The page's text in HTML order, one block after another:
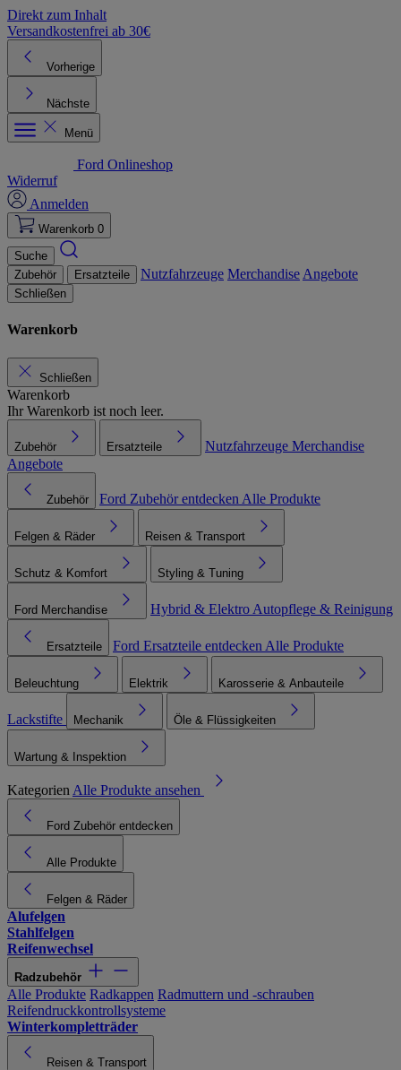
Direkt zum Inhalt
Versandkostenfrei ab 30€
Vorherige
Nächste
Menü
Ford Onlineshop
Widerruf
Anmelden
Warenkorb 0
Suche
Zubehör
Ersatzteile Nutzfahrzeuge Merchandise Angebote
Schließen
Warenkorb
Schließen
Warenkorb
Ihr Warenkorb ist noch leer.
Zubehör Ersatzteile Nutzfahrzeuge Merchandise
Angebote
Zubehör Ford Zubehör entdecken Alle Produkte
Felgen & Räder Reisen & Transport
Schutz & Komfort Styling & Tuning
Ford Merchandise Hybrid & Elektro Autopflege & Reinigung
Ersatzteile Ford Ersatzteile entdecken Alle Produkte
Beleuchtung Elektrik Karosserie & Anbauteile
Lackstifte Mechanik Öle & Flüssigkeiten
Wartung & Inspektion
Kategorien Alle Produkte ansehen
Ford Zubehör entdecken
Alle Produkte
Felgen & Räder
Alufelgen
Stahlfelgen
Reifenwechsel
Radzubehör
Alle Produkte Radkappen Radmuttern und -schrauben
Reifendruckkontrollsysteme
Winterkompletträder
Reisen & Transport